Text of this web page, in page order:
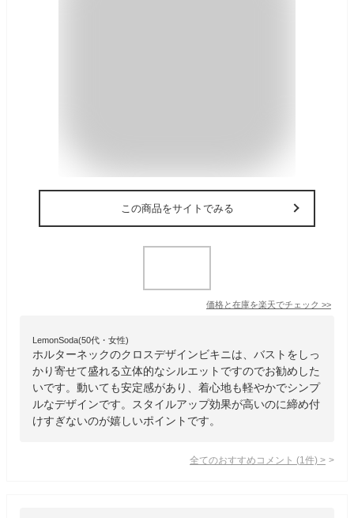
この商品をサイトでみる
価格と在庫を楽天でチェック >>
LemonSoda(50代・女性)
ホルターネックのクロスデザインビキニは、バストをしっ
かり寄せて盛れる立体的なシルエットですのでお勧めした
いです。動いても安定感があり、着心地も軽やかでシンプ
ルなデザインです。スタイルアップ効果が高いのに締め付
けすぎないのが嬉しいポイントです。
全てのおすすめコメント (1 件) >